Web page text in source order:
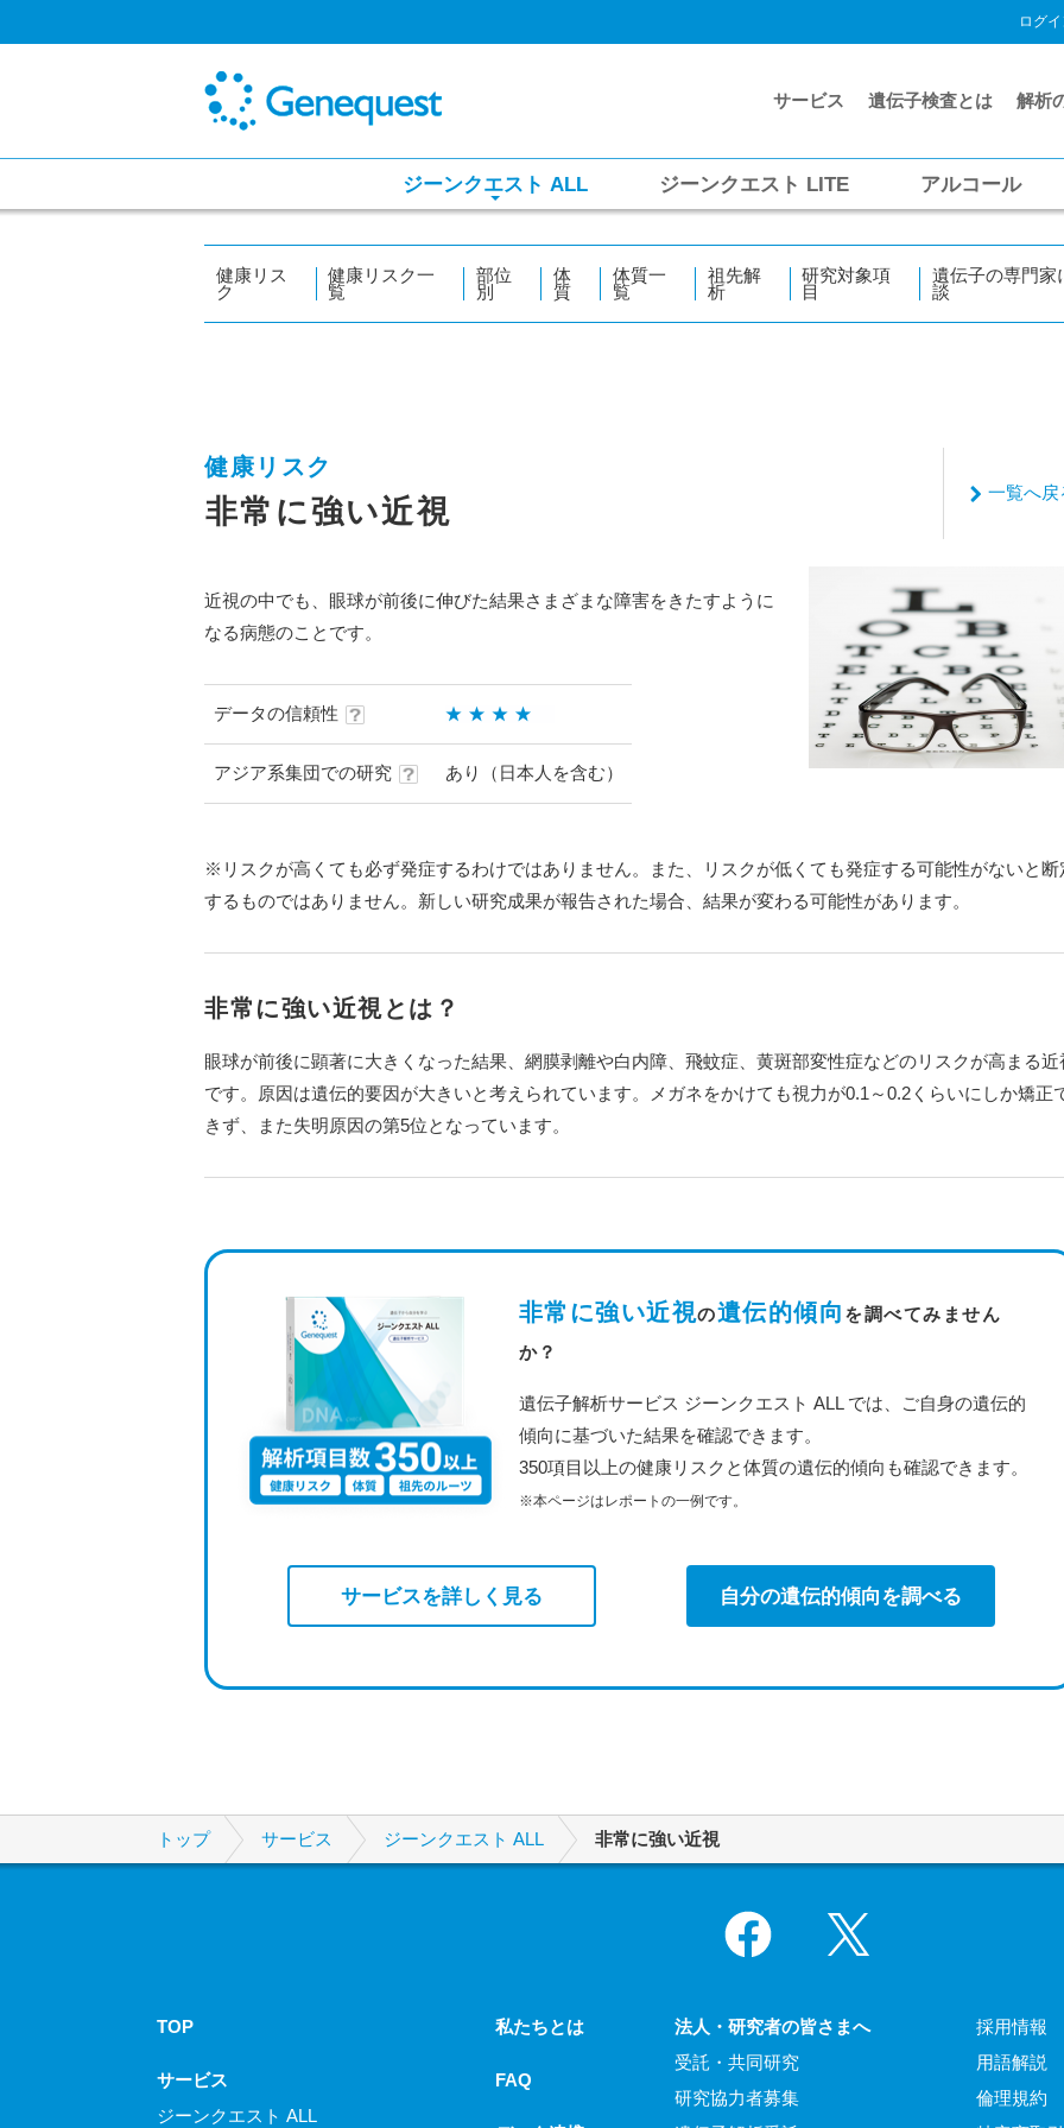
ログ
サービス 遺伝子検査とは 解析
ジーンクエスト ALL ジーンクエスト LITE アルコール
健康リス
ク
健康リスク一
覧
部位
別
体
質
体質一
覧
祖先解
析
研究対象項
目
遺伝子の専門家
談
健康リスク
非常に強い近視
一覧へ戻
近視の中でも、眼球が前後に伸びた結果さまざまな障害をきたすように
なる病態のことです。
データの信頼性
アジア系集団での研究 あり（日本人を含む）
※リスクが高くても必ず発症するわけではありません。また、リスクが低くても発症する可能性がないと断
するものではありません。新しい研究成果が報告された場合、結果が変わる可能性があります。
非常に強い近視とは？
眼球が前後に顕著に大きくなった結果、網膜剥離や白内障、飛蚊症、黄斑部変性症などのリスクが高まる近
です。原因は遺伝的要因が大きいと考えられています。メガネをかけても視力が0.1～0.2くらいにしか矯正
きず、また失明原因の第5位となっています。
非常に強い近視の遺伝的傾向 を調べてみません
か？
遺伝子解析サービス ジーンクエスト ALL では、ご自身の遺伝的
傾向に基づいた結果を確認できます。
350項目以上の健康リスクと体質の遺伝的傾向も確認できます。
※本ページはレポートの一例です。
サービスを詳しく見る 自分の遺伝的傾向を調べる
トップ サービス ジーンクエスト ALL 非常に強い近視
Facebook
TOP
サービス
ジーンクエスト ALL
私たちとは
FAQ
法人・研究者の皆さまへ
受託・共同研究
研究協力者募集
採用情報
用語解説
倫理規約